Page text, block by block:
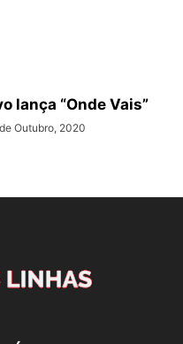
lança “Onde Vais”
Outubro, 2020